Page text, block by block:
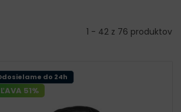
1 - 42 z 76 produktov
51%
do 24h